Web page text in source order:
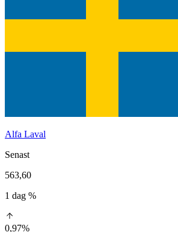
Alfa Laval
Senast
563,60
1 dag %
0,97%